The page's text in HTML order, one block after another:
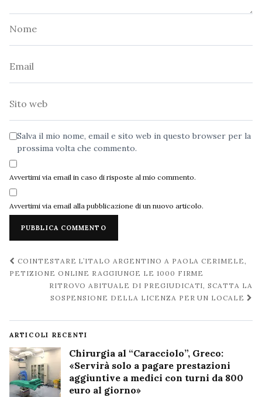
Salva il mio nome, email e sito web in questo browser per la
prossima volta che commento.
Avvertimi via email in caso di risposte al mio commento.
Avvertimi via email alla pubblicazione di un nuovo articolo.
Navigazione
post
COINTESTARE L’ITALO ARGENTINO A PAOLA CERIMELE,
PETIZIONE ONLINE RAGGIUNGE LE 1000 FIRME
RITROVO ABITUALE DI PREGIUDICATI, SCATTA LA
SOSPENSIONE DELLA LICENZA PER UN LOCALE
ARTICOLI RECENTI
Chirurgia al “Caracciolo”, Greco:
«Servirà solo a pagare prestazioni
aggiuntive a medici con turni da 800
euro al giorno»